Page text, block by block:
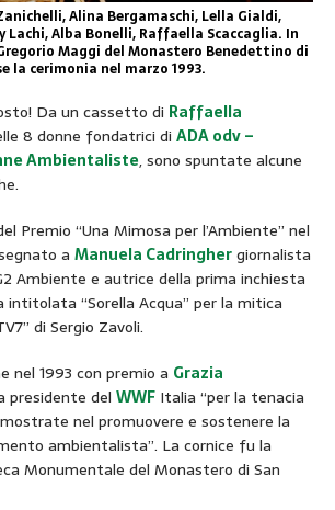
Alina Bergamaschi, Lella Gialdi,
Lachi, Alba Bonelli, Raffaella Scaccaglia. In
Maggi del Monastero Benedettino di
la cerimonia nel marzo 1993.
Da un cassetto di Raffaella
8 donne fondatrici di ADA odv –
Ambientaliste, sono spuntate alcune
Premio “Una Mimosa per l’Ambiente” nel
a Manuela Cadringhergiornalista
Ambiente e autrice della prima inchiesta
intitolata “Sorella Acqua” per la mitica
di Sergio Zavoli.
nel 1993 con premio a Grazia
presidente del WWF Italia “per la tenacia
nel promuovere e sostenere la
ambientalista”. La cornice fu la
Monumentale del Monastero di San